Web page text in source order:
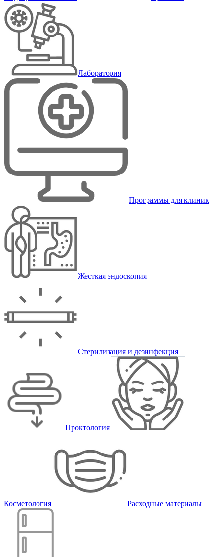
Лаборатория
Программы для клиник
Жесткая эндоскопия
Стерилизация и дезинфекция
Проктология
Косметология Расходные материалы